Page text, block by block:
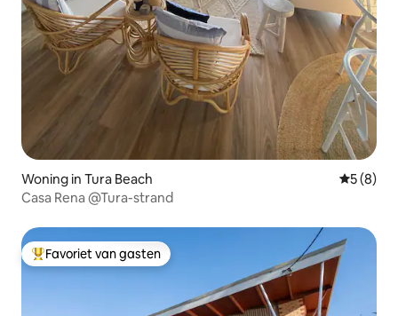
Woning in Tura Beach
5 (8)
Casa Rena @Tura-strand
Topfavoriet van gasten
Favoriet van gasten